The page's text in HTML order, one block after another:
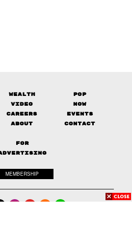
Wealth
Pop
Video
Now
Careers
Events
About Contact
FOR
MEMBERSHIP